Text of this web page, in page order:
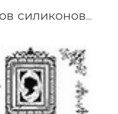
Набор штампов силиконовых Алфавит прописной 14х18 см Viva 400304600